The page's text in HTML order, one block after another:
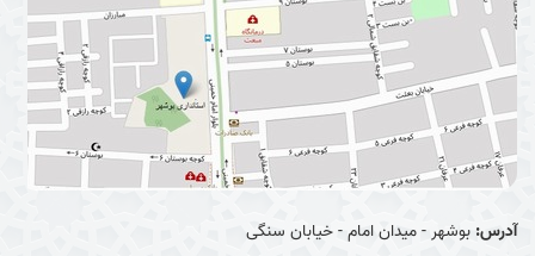
آدرس: بوشهر - میدان امام - خیابان سنگی